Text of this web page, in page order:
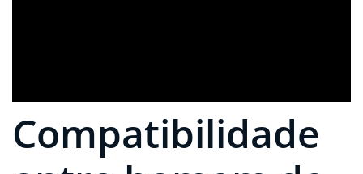
Compatibilidade